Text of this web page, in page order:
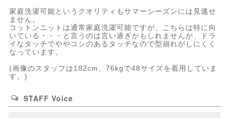
家庭洗濯可能というクオリティもサマーシーズンには見逃せ
ません。
コットンニットは通常家庭洗濯可能ですが、こちらは特に向
いている・・・と言うのは言い過ぎかもしれませんが、ドラ
イなタッチでややコシのあるタッチなので型崩れがしにくく
なっています。
(画像のスタッフは182cm、76kgで48サイズを着用していま
す。)
STAFF Voice